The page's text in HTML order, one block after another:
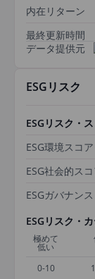
内在リターン
最終更新時間
データ提供元
ESGリスク
ESGリスク・
ESG環境スコア
ESG社会的ス
ESGガバナン
ESGリスク・
極めて
低い
0-10